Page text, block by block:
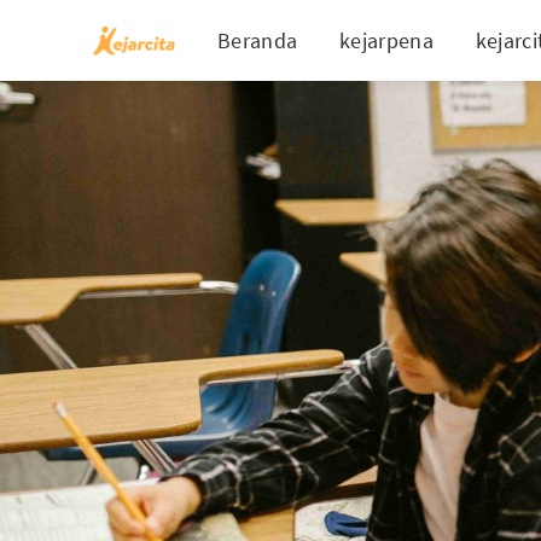
Beranda kejarpena